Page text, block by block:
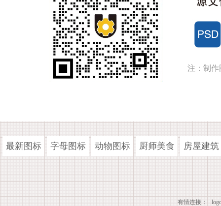
注：制作
最新图标 字母图标 动物图标 厨师美食 房屋建筑
有情连接：